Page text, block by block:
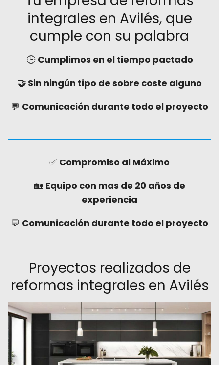
integrales en Avilés, que
cumple con su palabra
🕒 Cumplimos en el tiempo pactado
🤝 Sin ningún tipo de sobre coste alguno
💬 Comunicación durante todo el proyecto
✅ Compromiso al Máximo
🏡 Equipo con mas de 20 años de
experiencia
💬 Comunicación durante todo el proyecto
Proyectos realizados de
reformas integrales en Avilés